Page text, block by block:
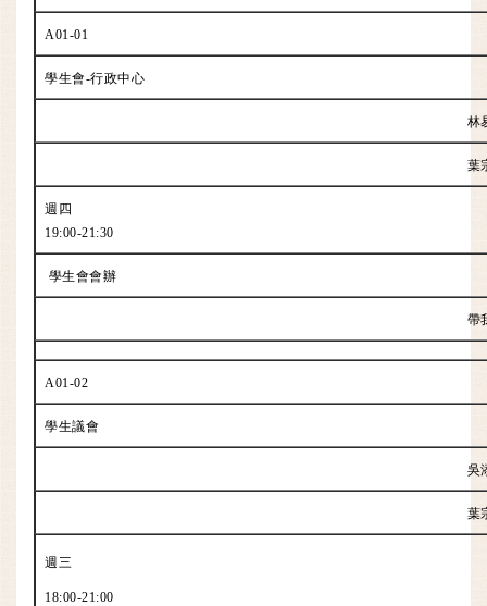
A01-01
學生會-行政中心
林
葉
週四
19:00-21:30
學生會會辦
帶
A01-02
學生議會
吳
葉
週三
18:00-21:00